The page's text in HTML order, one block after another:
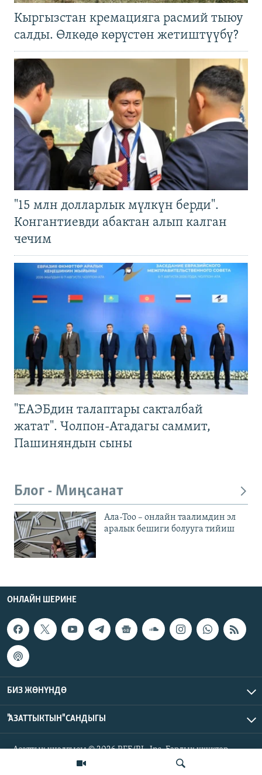
Кыргызстан кремацияга расмий тыюу
салды. Өлкөдө көрүстөн жетиштүүбү?
"15 млн долларлык мүлкүн берди".
Конгантиевди абактан алып калган
чечим
"ЕАЭБдин талаптары сакталбай
жатат". Чолпон-Атадагы саммит,
Пашиняндын сыны
Блог - Миңсанат
Ала-Тоо – онлайн таалимдин эл
аралык бешиги болууга тийиш
ОНЛАЙН ШЕРИНЕ
БИЗ ЖӨНҮНДӨ
"АЗАТТЫКТЫН" САНДЫГЫ
Азаттык үналгысы © 2026 RFE/RL, Inc. Бардык укуктар